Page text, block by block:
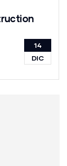
14
DIC